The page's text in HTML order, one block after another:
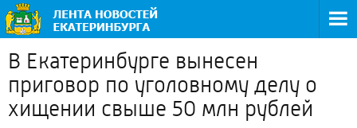
В Екатеринбурге вынесен
приговор по уголовному делу о
хищении свыше 50 млн рублей